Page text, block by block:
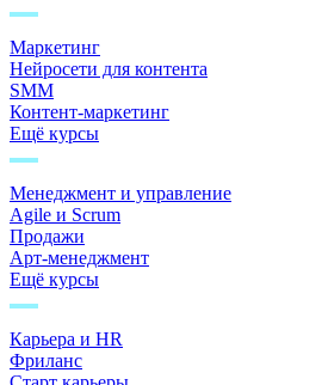
Маркетинг
Нейросети для контента
SMM
Контент-маркетинг
Ещё курсы
Менеджмент и управление
Agile и Scrum
Продажи
Арт-менеджмент
Ещё курсы
Карьера и HR
Фриланс